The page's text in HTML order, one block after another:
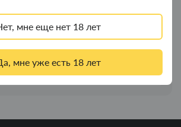
мне еще нет 18 лет
мне уже есть 18 лет
для курения деревянная прямая 21